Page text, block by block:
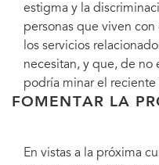
estigma y la
personas que viven
los servicios
necesitan, y que, de no
podría minar el
FOMENTAR LA
En vistas a la próxima